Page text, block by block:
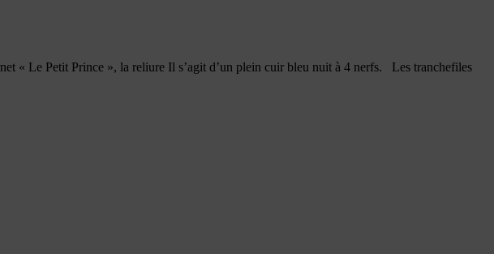
« Le Petit Prince », la reliure Il s’agit d’un plein cuir bleu nuit à 4 nerfs. Les tranchefiles